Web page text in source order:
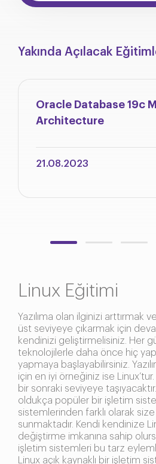
Yakında Açılacak
Oracle Database 19c
Architecture
21.08.2023
Linux Eğitimi
Yazılıma olan ilginizi arttırmak
üst seviyeye çıkarmak için
kendinizi geliştirmelisiniz. Her
teknolojilerle daha önce hiç
yapmaya başlayabilirsiniz.
için en iyi örneğiniz ise Linux’tur.
bir sonraki seviyeye
oldukça popüler bir işletim
sistemlerinden farklı olarak
sunmaktadır. Kendi kendinize
değiştirme imkanına sahip
işletim sistemleri bu tarz
Linux açık kaynaklı bir işletim